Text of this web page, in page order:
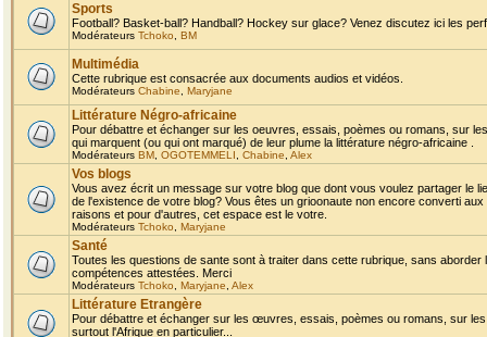
Sports
Football? Basket-ball? Handball? Hockey sur glace? Venez discutez ici les
Modérateurs Tchoko BM
Multimédia
Cette rubrique est consacrée aux documents audios et vidéos.
Modérateurs Chabine Maryjane
Littérature Négro-africaine
Pour débattre et échanger sur les oeuvres, essais, poèmes ou romans, sur
qui marquent (ou qui ont marqué) de leur plume la littérature négro-africaine .
Modérateurs BM OGOTEMMELI Chabine Alex
Vos blogs
Vous avez écrit un message sur votre blog que dont vous voulez partager le
de l'existence de votre blog? Vous êtes un grioonaute non encore converti
raisons et pour d'autres, cet espace est le votre.
Modérateurs Tchoko Maryjane
Santé
Toutes les questions de sante sont à traiter dans cette rubrique, sans
compétences attestées. Merci
Modérateurs Tchoko Maryjane Alex
Littérature Etrangère
Pour débattre et échanger sur les œuvres, essais, poèmes ou romans, sur
surtout l'Afrique en particulier...